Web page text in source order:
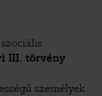
III. törvény
személyek